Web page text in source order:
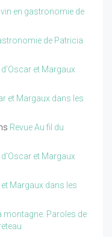
en gastronomie de
de Patricia
d'Oscar et Margaux
et Margaux dans les
Revue Au fil du
d'Oscar et Margaux
Margaux dans les
montagne. Paroles de